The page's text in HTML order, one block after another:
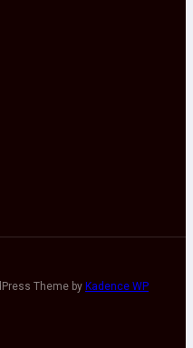
Theme by Kadence WP